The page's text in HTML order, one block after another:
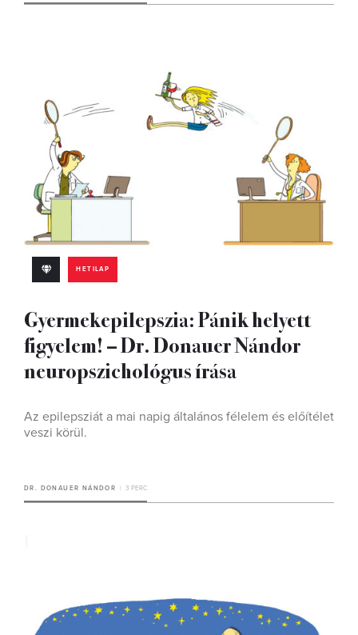
HETILAP
Gyermekepilepszia: Pánik helyett
figyelem! – Dr. Donauer Nándor
neuropszichológus írása
Az epilepsziát a mai napig általános félelem és előítélet
veszi körül.
DR. DONAUER NÁNDOR 3 PERC